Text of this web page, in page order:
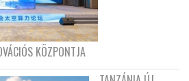
KÖZPONTJA